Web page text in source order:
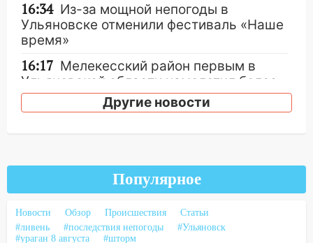
16:34 Из-за мощной непогоды в
Ульяновске отменили фестиваль «Наше
время»
16:17 Мелекесский район первым в
Ульяновской области намолотил более
100 тысяч тонн зерна
Фоторепортаж с улиц Ульяновска
после шторма: поваленные деревья и
затопленные улицы
14:28 Ураган вырвал остановку на улице
Другие новости
Популярное
Новости Обзор Происшествия
Статьи
#ливень
#последствия непогоды
#Ульяновск
#ураган 8 августа
#шторм